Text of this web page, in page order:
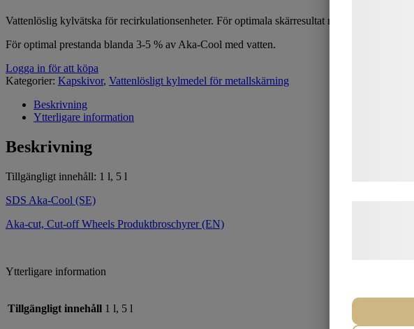
Vattenlöslig kylvätska för recirkulationsenheter. För optimala skärresultat med minimala
För optimal prestanda blanda 3-5 % av Aka-Cool med vatten.
Logga in för att köpa
Kategorier: Kapskivor, Vattenlösligt kylmedel för metallskärning
Beskrivning
Ytterligare information
Beskrivning
Tillgängligt innehåll: 1 l, 5 l
SDS Aka-Cool (SE)
Aka-cut, Cut-off Wheels Produktbroschyrer (EN)
Ytterligare information
Tillgängligt innehåll 1 l, 5 l